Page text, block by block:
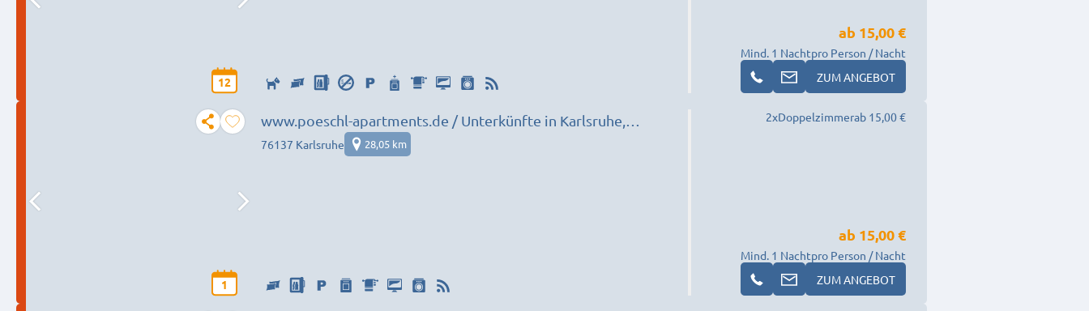
12
Mind. 1 Nacht
ab 15,00 €
pro Person / Nacht
ZUM ANGEBOT
1
www.poeschl-apartments.de / Unterkünfte in Karlsruhe,
Ettlingen, Rastatt
76137 Karlsruhe 28,05 km
2xDoppelzimmerab 15,00 €
Mind. 1 Nacht
ab 15,00 €
pro Person / Nacht
ZUM ANGEBOT